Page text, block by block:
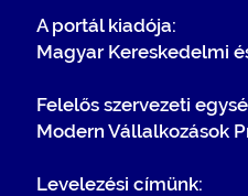
A portál kiadója:
Magyar Kereskedelmi
Felelős szervezeti
Modern Vállalkozások
Levelezési címünk: